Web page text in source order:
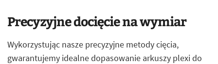
Precyzyjne docięcie na wymiar
Wykorzystując nasze precyzyjne metody cięcia,
gwarantujemy idealne dopasowanie arkuszy plexi do